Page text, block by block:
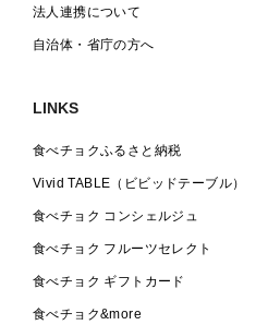
法人連携について
自治体・省庁の方へ
LINKS
食べチョクふるさと納税
Vivid TABLE（ビビッドテーブル）
食べチョク コンシェルジュ
食べチョク フルーツセレクト
食べチョク ギフトカード
食べチョク&more